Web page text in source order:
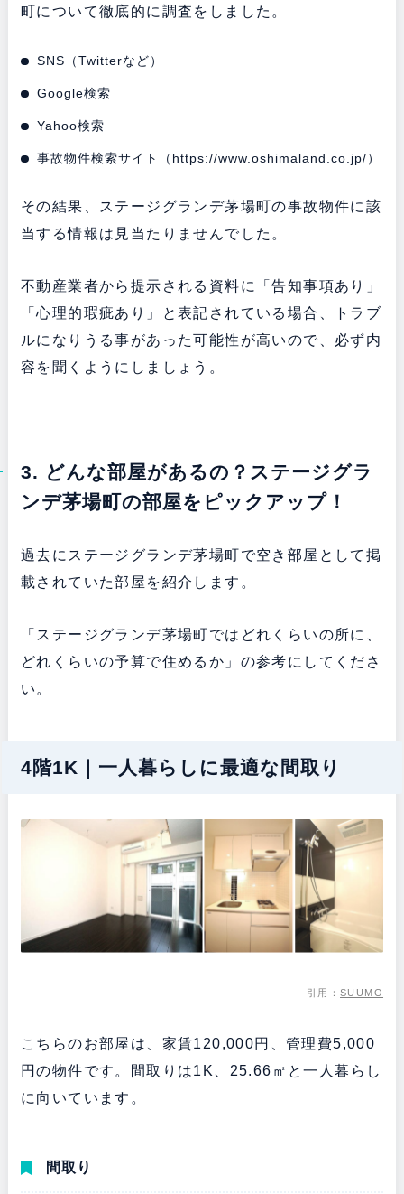
町について徹底的に調査をしました。
SNS（Twitterなど）
Google検索
Yahoo検索
事故物件検索サイト（ https://www.oshimaland.co.jp/）
その結果、ステージグランデ茅場町の事故物件に該
当する情報は見当たりませんでした。
不動産業者から提示される資料に「告知事項あり」
「心理的瑕疵あり」と表記されている場合、トラブ
ルになりうる事があった可能性が高いので、必ず内
容を聞くようにしましょう。
3. どんな部屋があるの？ステージグラ
ンデ茅場町の部屋をピックアップ！
過去にステージグランデ茅場町で空き部屋として掲
載されていた部屋を紹介します。
「ステージグランデ茅場町ではどれくらいの所に、
どれくらいの予算で住めるか」の参考にしてくださ
い。
4階1K｜一人暮らしに最適な間取り
引用：SUUMO
こちらのお部屋は、家賃120,000円、管理費5,000
円の物件です。間取りは1K、25.66㎡と一人暮らし
に向いています。
間取り